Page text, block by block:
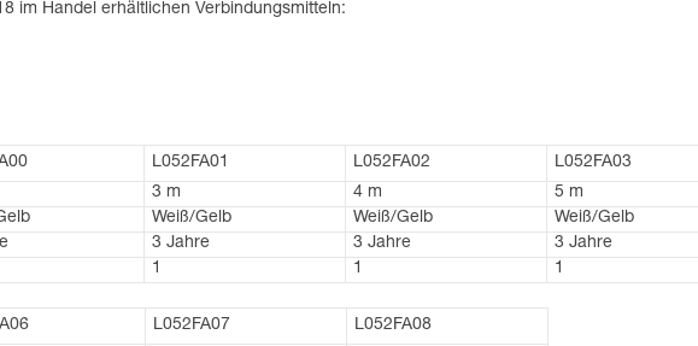
im Handel erhältlichen Verbindungsmitteln:
L052FA01 L052FA02
L052FA03
3 m 4 m
5 m
Weiß/Gelb Weiß/Gelb
Weiß/Gelb
3 Jahre 3 Jahre
3 Jahre
1 1 1
L052FA07
L052FA08